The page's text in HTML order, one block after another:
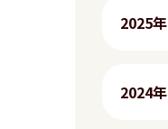
2025年
2024年